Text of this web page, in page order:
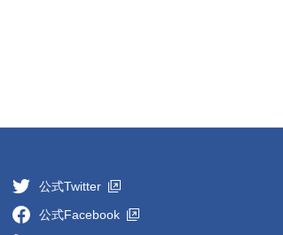
公式Twitter
公式Facebook